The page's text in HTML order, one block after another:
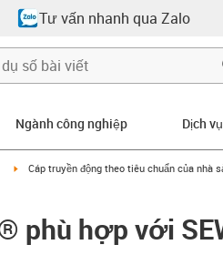
Tư vấn nhanh qua Zalo
Ngành công nghiệp Dịch vụ
igus-icon-arrow-right
Cáp truyền động theo tiêu chuẩn của nhà
phù hợp với